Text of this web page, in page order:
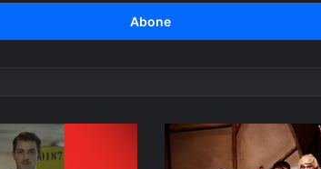
Devlet